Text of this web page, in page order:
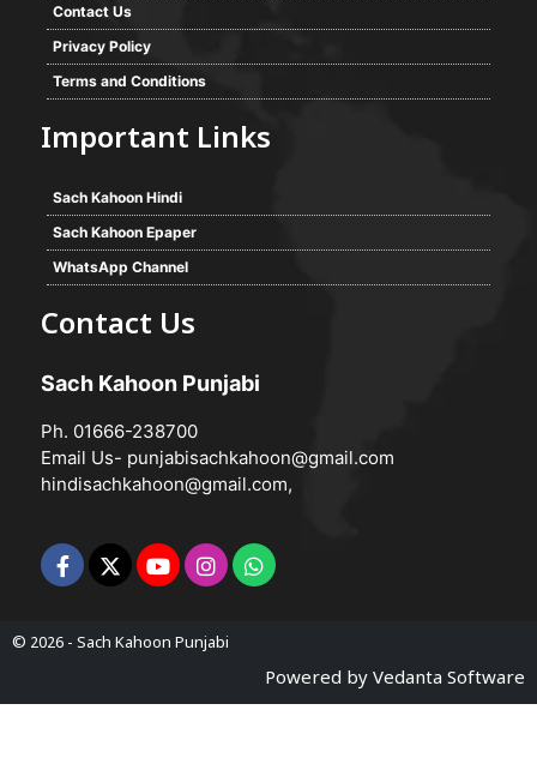
Contact Us
Privacy Policy
Terms and Conditions
Important Links
Sach Kahoon Hindi
Sach Kahoon Epaper
WhatsApp Channel
Contact Us
Sach Kahoon Punjabi
Ph. 01666-238700
Email Us- punjabisachkahoon@gmail.com
hindisachkahoon@gmail.com,
© 2026 - Sach Kahoon Punjabi
Powered by Vedanta Software